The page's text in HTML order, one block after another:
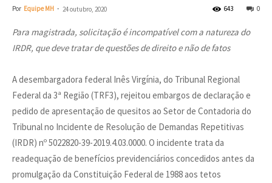
Por Equipe MH - 24 outubro, 2020 0
643
Para magistrada, solicitação é incompatível com a natureza do
IRDR, que deve tratar de questões de direito e não de fatos
A desembargadora federal Inês Virgínia, do Tribunal Regional
Federal da 3ª Região (TRF3), rejeitou embargos de declaração e
pedido de apresentação de quesitos ao Setor de Contadoria do
Tribunal no Incidente de Resolução de Demandas Repetitivas
(IRDR) nº 5022820-39-2019.4.03.0000. O incidente trata da
readequação de benefícios previdenciários concedidos antes da
promulgação da Constituição Federal de 1988 aos tetos